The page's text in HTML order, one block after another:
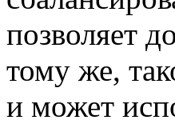
позволяет
тому же,
и может